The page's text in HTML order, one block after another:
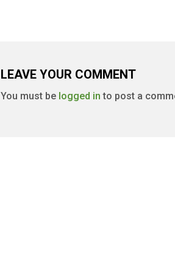
LEAVE YOUR COMMENT
You must be logged in to post a